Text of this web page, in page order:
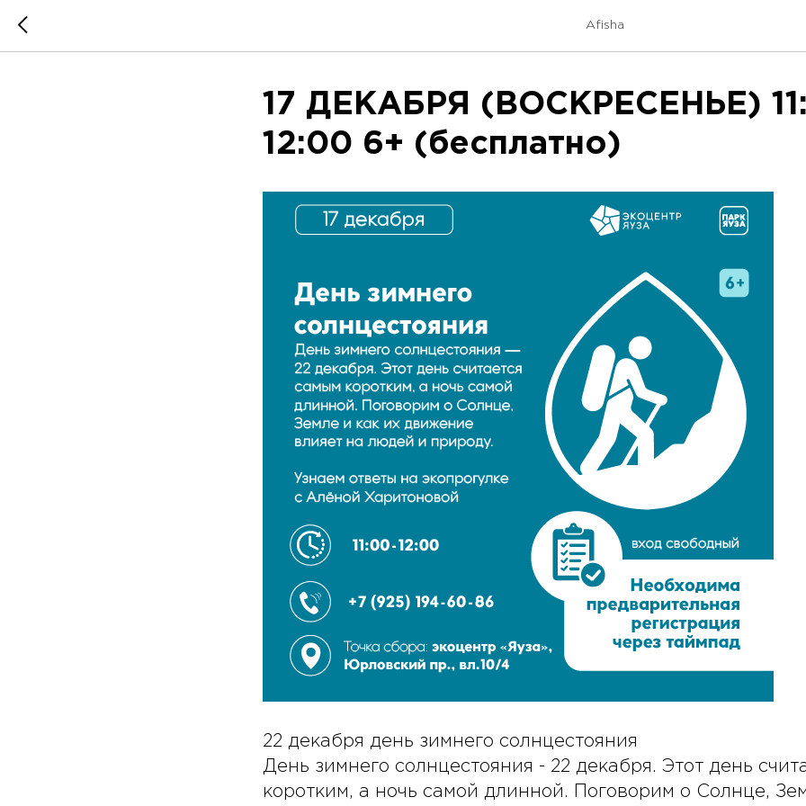
Afisha
17 ДЕКАБРЯ (ВОСКРЕСЕНЬЕ)
12:00 6+ (бесплатно)
22 декабря день зимнего солнцестояния
День зимнего солнцестояния - 22 декабря. Этот день
коротким, а ночь самой длинной. Поговорим о Солнце,